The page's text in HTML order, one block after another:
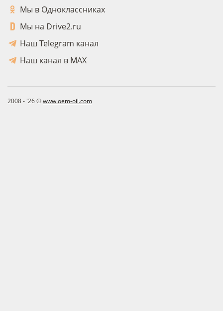
Мы в Одноклассниках
Мы на Drive2.ru
Наш Telegram канал
Наш канал в MAX
2008 - '26 ©www.oem-oil.com